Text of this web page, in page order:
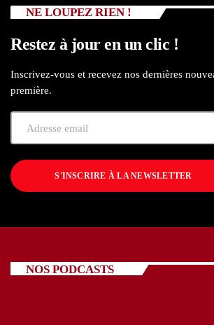
NE LOUPEZ RIEN !
Restez à jour en un clic !
Inscrivez-vous et recevez nos dernières
première.
S'INSCRIRE À LA NEWSLETTER
NOS PODCASTS